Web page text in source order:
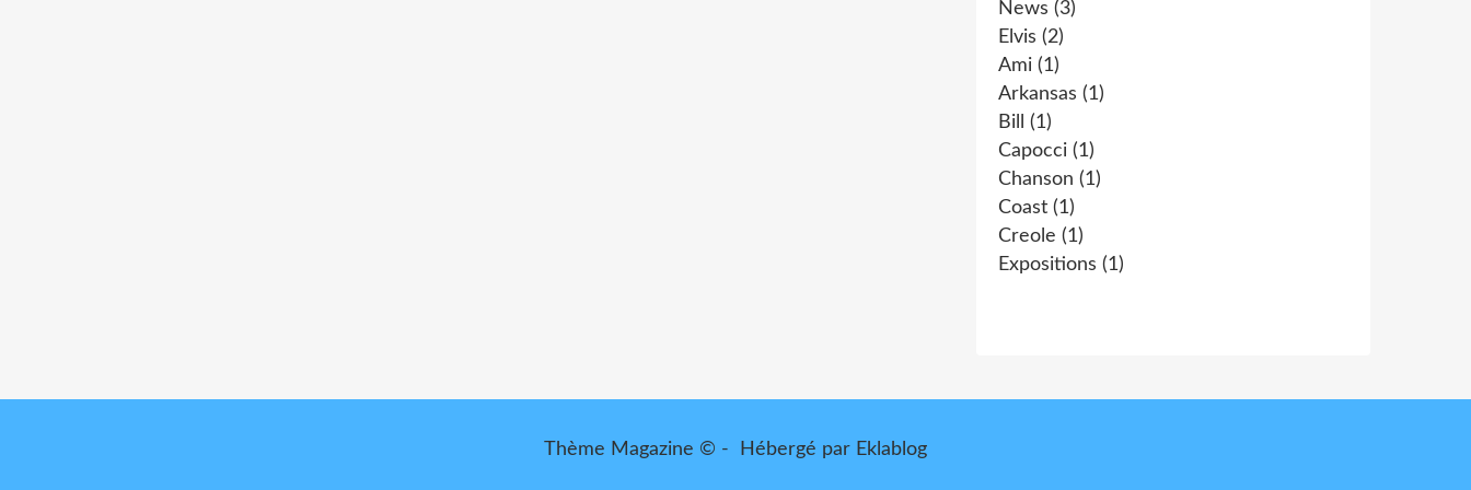
News (3)
Elvis (2)
Ami (1)
Arkansas (1)
Bill
(1)
Capocci (1)
Chanson (1)
Coast (1)
Creole (1)
Expositions (1)
Thème Magazine © - Hébergé par Eklablog